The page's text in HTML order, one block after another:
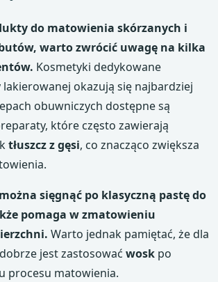
do matowienia skórzanych i
warto zwrócić uwagę na kilka
Kosmetyki dedykowane
okazują się najbardziej
obuwniczych dostępne są
które często zawierają
tłuszcz z gęsi, co znacząco zwiększa
sięgnąć po klasyczną pastę do
pomaga w zmatowieniu
Warto jednak pamiętać, że dla
jest zastosować wosk po
procesu matowienia.